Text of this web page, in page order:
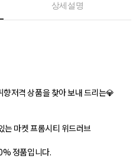
상세설명
저격 상품을 찾아 보내 드리는💎
는 마켓 프롬시티 위드러브
정품입니다.